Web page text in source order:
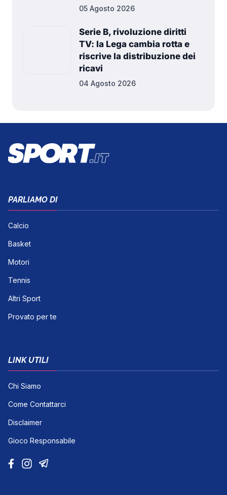
05 Agosto 2026
Serie B, rivoluzione diritti
TV: la Lega cambia rotta e
riscrive la distribuzione dei
ricavi
04 Agosto 2026
PARLIAMO DI
Calcio
Basket
Motori
Tennis
Altri Sport
Provato per te
LINK UTILI
Chi Siamo
Come Contattarci
Disclaimer
Gioco Responsabile